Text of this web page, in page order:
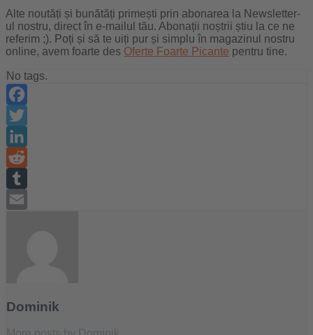
Alte noutăți și bunătăți primești prin abonarea la Newsletter-
ul nostru, direct în e-mailul tău. Abonații noștrii știu la ce ne
referim ;). Poți și să te uiți pur și simplu în magazinul nostru
online, avem foarte des Oferte Foarte Picante pentru tine.
No tags.
Facebook
Twitter
LinkedIn
Reddit
Tumblr
Dominik